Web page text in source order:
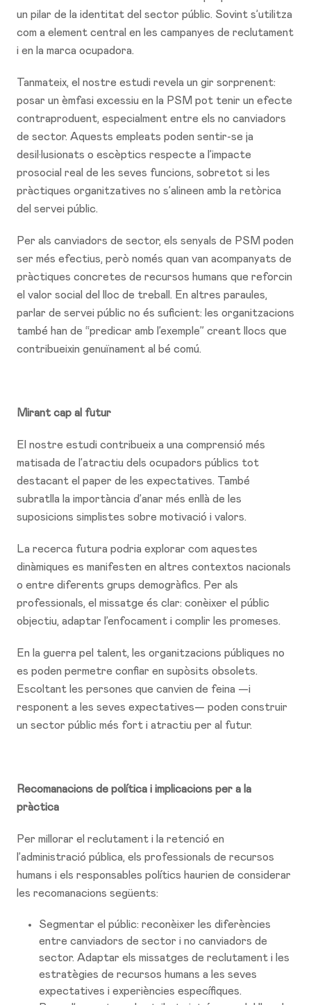
un pilar de la identitat del sector públic. Sovint s’utilitza
com a element central en les campanyes de reclutament
i en la marca ocupadora.
Tanmateix, el nostre estudi revela un gir sorprenent:
posar un èmfasi excessiu en la PSM pot tenir un efecte
contraproduent, especialment entre els no canviadors
de sector. Aquests empleats poden sentir-se ja
desil·lusionats o escèptics respecte a l’impacte
prosocial real de les seves funcions, sobretot si les
pràctiques organitzatives no s’alineen amb la retòrica
del servei públic.
Per als canviadors de sector, els senyals de PSM poden
ser més efectius, però només quan van acompanyats de
pràctiques concretes de recursos humans que reforcin
el valor social del lloc de treball. En altres paraules,
parlar de servei públic no és suficient: les organitzacions
també han de “predicar amb l’exemple” creant llocs que
contribueixin genuïnament al bé comú.
Mirant cap al futur
El nostre estudi contribueix a una comprensió més
matisada de l’atractiu dels ocupadors públics tot
destacant el paper de les expectatives. També
subratlla la importància d’anar més enllà de les
suposicions simplistes sobre motivació i valors.
La recerca futura podria explorar com aquestes
dinàmiques es manifesten en altres contextos nacionals
o entre diferents grups demogràfics. Per als
professionals, el missatge és clar: conèixer el públic
objectiu, adaptar l’enfocament i complir les promeses.
En la guerra pel talent, les organitzacions públiques no
es poden permetre confiar en supòsits obsolets.
Escoltant les persones que canvien de feina —i
responent a les seves expectatives— poden construir
un sector públic més fort i atractiu per al futur.
Recomanacions de política i implicacions per a la
pràctica
Per millorar el reclutament i la retenció en
l’administració pública, els professionals de recursos
humans i els responsables polítics haurien de considerar
les recomanacions següents:
Segmentar el públic: reconèixer les diferències
entre canviadors de sector i no canviadors de
sector. Adaptar els missatges de reclutament i les
estratègies de recursos humans a les seves
expectatives i experiències específiques.